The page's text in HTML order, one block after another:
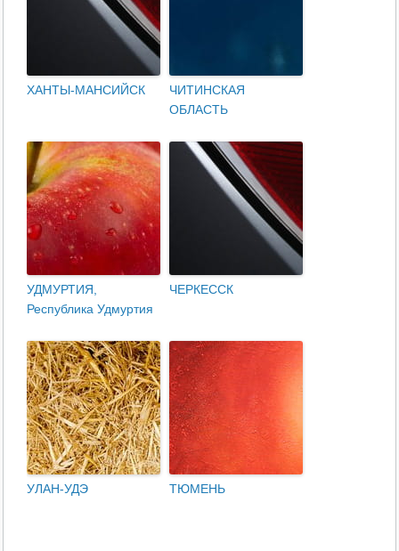
ХАНТЫ-МАНСИЙСК
ЧИТИНСКАЯ
ОБЛАСТЬ
УДМУРТИЯ,
Республика Удмуртия
ЧЕРКЕССК
УЛАН-УДЭ ТЮМЕНЬ